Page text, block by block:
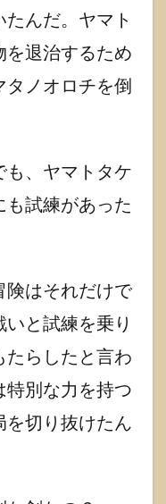
んだ。ヤマト
を退治するため
タノオロチを倒
も、ヤマトタケ
も試練があった
険はそれだけで
と試練を乗り
たらしたと言わ
特別な力を持つ
切り抜けたん